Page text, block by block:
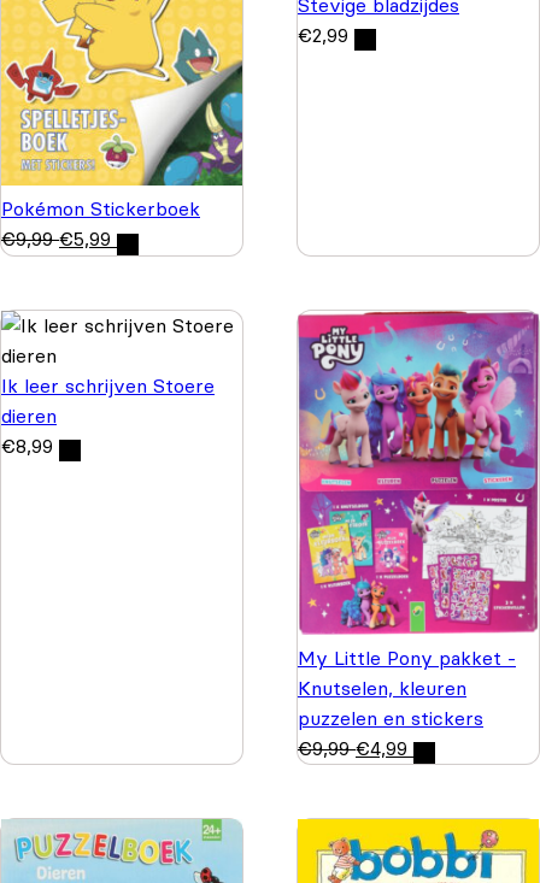
Pokémon Stickerboek
€9,99 €5,99
Stevige bladzijdes
€2,99
Ik leer schrijven Stoere
dieren
€8,99
My Little Pony pakket -
Knutselen, kleuren
puzzelen en stickers
€9,99 €4,99